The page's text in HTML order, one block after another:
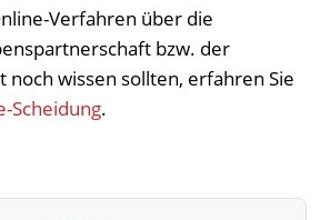
Verfahren über die
bzw. der
noch wissen sollten, erfahren Sie
Scheidung.